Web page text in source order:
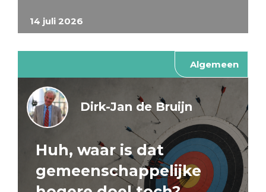
14 juli 2026
Algemeen
Dirk-Jan de Bruijn
Huh, waar is dat
gemeenschappelijke